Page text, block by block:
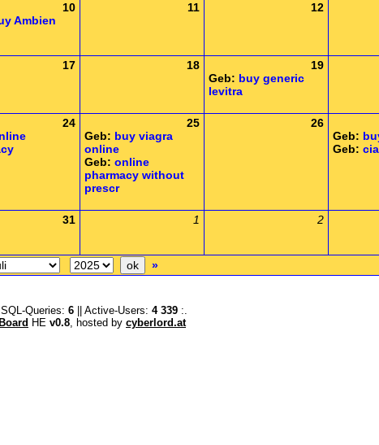
10
Ambien
11 12
17 18
19
Geb: buy generic
levitra
24
25
Geb: buy viagra
online
Geb: online
pharmacy without
prescr
26
Geb:
Geb:
31 1 2
»
Queries: 6|| Active-Users: 4 339:.
HE v0.8, hosted by cyberlord.at